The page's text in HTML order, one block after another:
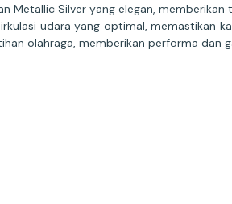
Metallic Silver yang elegan,
udara yang optimal, memastikan
olahraga, memberikan performa dan